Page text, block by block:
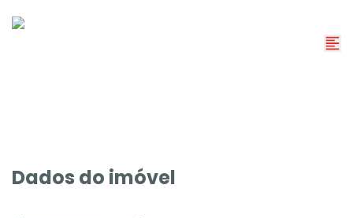
Dados do imóvel